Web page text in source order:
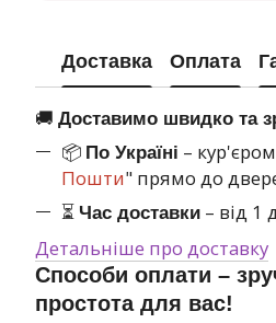
Доставка Оплата
🚚 Доставимо швидко та
📦 По Україні –
Пошти" прямо до
⏳ Час доставки – від 1
Детальніше про доставку
Способи оплати –
простота для вас!